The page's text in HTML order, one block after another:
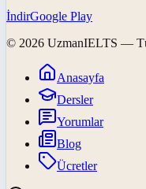
İndirGoogle Play
© 2026 UzmanIELTS —
Anasayfa
Dersler
Yorumlar
Blog
Ücretler